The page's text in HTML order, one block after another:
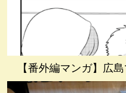
【番外編マンガ】広